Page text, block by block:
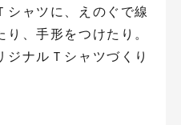
シャツに、えのぐで線
、手形をつけたり。
ナルＴシャツづくり